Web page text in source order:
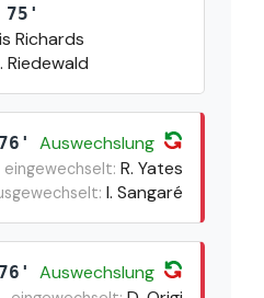
75'
Richards
Riedewald
76' Auswechslung
eingewechselt: R. Yates
I. Sangaré
76' Auswechslung